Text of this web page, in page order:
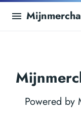
Powered by